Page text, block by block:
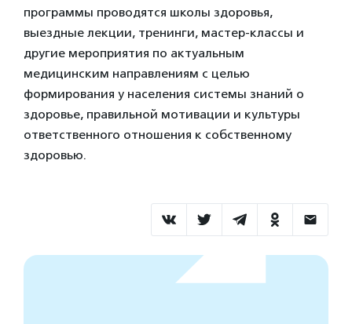
программы проводятся школы здоровья,
выездные лекции, тренинги, мастер-классы и
другие мероприятия по актуальным
медицинским направлениям с целью
формирования у населения системы знаний о
здоровье, правильной мотивации и культуры
ответственного отношения к собственному
здоровью.